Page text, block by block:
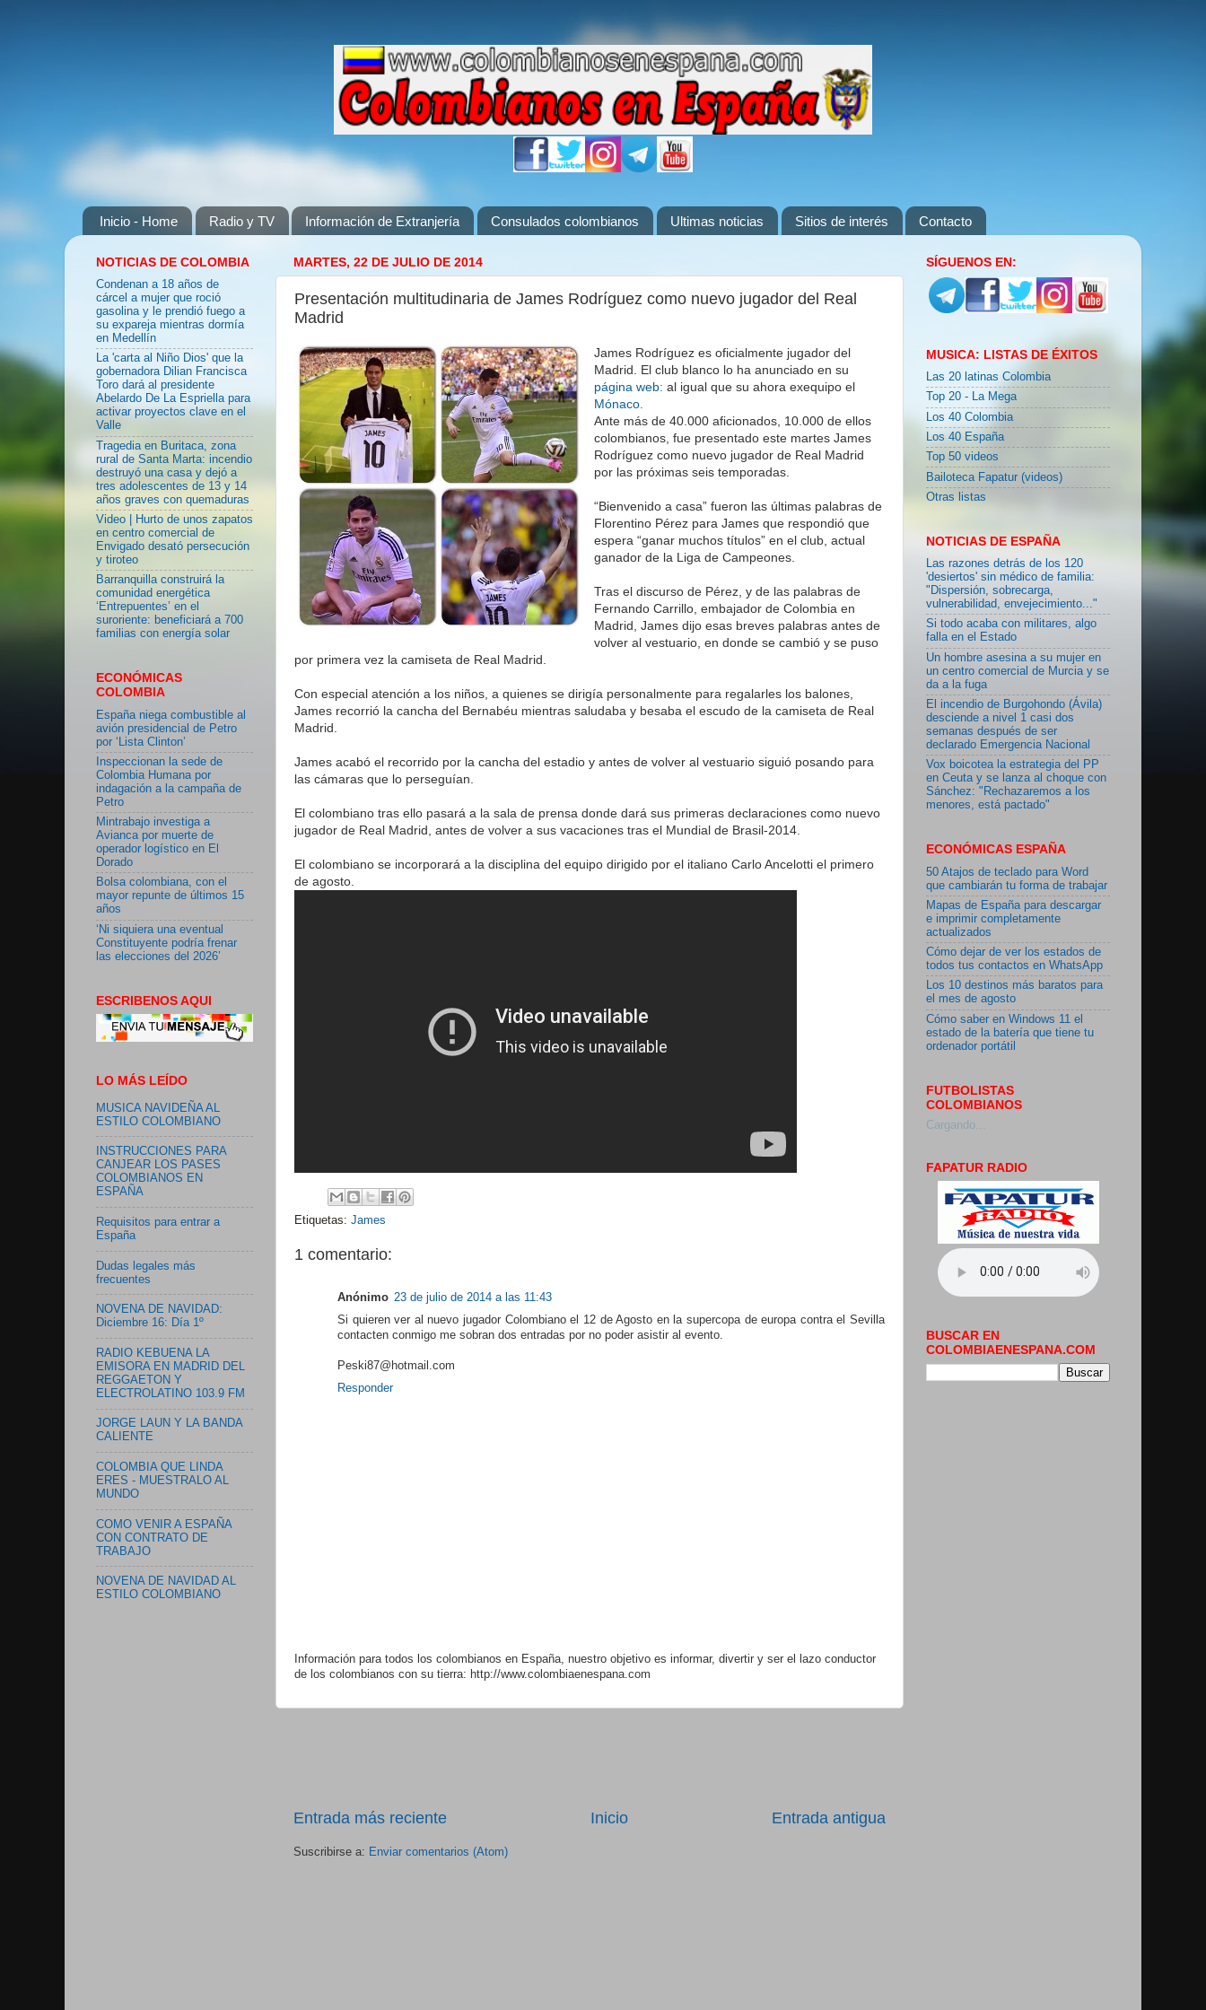
Inicio - Home Radio y TV Información de Extranjería Consulados colombianos Ultimas noticias Sitios de interés Contacto
MARTES, 22 DE JULIO DE 2014
Presentación multitudinaria de James Rodríguez como nuevo jugador del Real
Madrid
James Rodríguez es oficialmente jugador del
Madrid. El club blanco lo ha anunciado en su
página web: al igual que su ahora exequipo el
Mónaco.
Ante más de 40.000 aficionados, 10.000 de ellos
colombianos, fue presentado este martes James
Rodríguez como nuevo jugador de Real Madrid
por las próximas seis temporadas.
“Bienvenido a casa” fueron las últimas palabras de
Florentino Pérez para James que respondió que
espera “ganar muchos títulos” en el club, actual
ganador de la Liga de Campeones.
Tras el discurso de Pérez, y de las palabras de
Fernando Carrillo, embajador de Colombia en
Madrid, James dijo esas breves palabras antes de
volver al vestuario, en donde se cambió y se puso
por primera vez la camiseta de Real Madrid.
Con especial atención a los niños, a quienes se dirigía personalmente para regalarles los balones,
James recorrió la cancha del Bernabéu mientras saludaba y besaba el escudo de la camiseta de Real
Madrid.
James acabó el recorrido por la cancha del estadio y antes de volver al vestuario siguió posando para
las cámaras que lo perseguían.
El colombiano tras ello pasará a la sala de prensa donde dará sus primeras declaraciones como nuevo
jugador de Real Madrid, antes de volver a sus vacaciones tras el Mundial de Brasil-2014.
El colombiano se incorporará a la disciplina del equipo dirigido por el italiano Carlo Ancelotti el primero
de agosto.
Etiquetas: James
1 comentario:
Anónimo 23 de julio de 2014 a las 11:43
Si quieren ver al nuevo jugador Colombiano el 12 de Agosto en la supercopa de europa contra el Sevilla
contacten conmigo me sobran dos entradas por no poder asistir al evento.
Peski87@hotmail.com
Responder
Información para todos los colombianos en España, nuestro objetivo es informar, divertir y ser el lazo conductor
de los colombianos con su tierra: http://www.colombiaenespana.com
Entrada más reciente Entrada antigua
Inicio
Suscribirse a: Enviar comentarios (Atom)
NOTICIAS DE COLOMBIA
Condenan a 18 años de
cárcel a mujer que roció
gasolina y le prendió fuego a
su expareja mientras dormía
en Medellín
La 'carta al Niño Dios' que la
gobernadora Dilian Francisca
Toro dará al presidente
Abelardo De La Espriella para
activar proyectos clave en el
Valle
Tragedia en Buritaca, zona
rural de Santa Marta: incendio
destruyó una casa y dejó a
tres adolescentes de 13 y 14
años graves con quemaduras
Video | Hurto de unos zapatos
en centro comercial de
Envigado desató persecución
y tiroteo
Barranquilla construirá la
comunidad energética
‘Entrepuentes’ en el
suroriente: beneficiará a 700
familias con energía solar
ECONÓMICAS
COLOMBIA
España niega combustible al
avión presidencial de Petro
por ‘Lista Clinton’
Inspeccionan la sede de
Colombia Humana por
indagación a la campaña de
Petro
Mintrabajo investiga a
Avianca por muerte de
operador logístico en El
Dorado
Bolsa colombiana, con el
mayor repunte de últimos 15
años
‘Ni siquiera una eventual
Constituyente podría frenar
las elecciones del 2026’
ESCRIBENOS AQUI
LO MÁS LEÍDO
MUSICA NAVIDEÑA AL
ESTILO COLOMBIANO
INSTRUCCIONES PARA
CANJEAR LOS PASES
COLOMBIANOS EN
ESPAÑA
Requisitos para entrar a
España
Dudas legales más
frecuentes
NOVENA DE NAVIDAD:
Diciembre 16: Día 1º
RADIO KEBUENA LA
EMISORA EN MADRID DEL
REGGAETON Y
ELECTROLATINO 103.9 FM
JORGE LAUN Y LA BANDA
CALIENTE
COLOMBIA QUE LINDA
ERES - MUESTRALO AL
MUNDO
COMO VENIR A ESPAÑA
CON CONTRATO DE
TRABAJO
NOVENA DE NAVIDAD AL
ESTILO COLOMBIANO
SÍGUENOS EN:
MUSICA: LISTAS DE ÉXITOS
Las 20 latinas Colombia
Top 20 - La Mega
Los 40 Colombia
Los 40 España
Top 50 videos
Bailoteca Fapatur (videos)
Otras listas
NOTICIAS DE ESPAÑA
Las razones detrás de los 120
'desiertos' sin médico de familia:
"Dispersión, sobrecarga,
vulnerabilidad, envejecimiento..."
Si todo acaba con militares, algo
falla en el Estado
Un hombre asesina a su mujer en
un centro comercial de Murcia y se
da a la fuga
El incendio de Burgohondo (Ávila)
desciende a nivel 1 casi dos
semanas después de ser
declarado Emergencia Nacional
Vox boicotea la estrategia del PP
en Ceuta y se lanza al choque con
Sánchez: "Rechazaremos a los
menores, está pactado"
ECONÓMICAS ESPAÑA
50 Atajos de teclado para Word
que cambiarán tu forma de trabajar
Mapas de España para descargar
e imprimir completamente
actualizados
Cómo dejar de ver los estados de
todos tus contactos en WhatsApp
Los 10 destinos más baratos para
el mes de agosto
Cómo saber en Windows 11 el
estado de la batería que tiene tu
ordenador portátil
FUTBOLISTAS
COLOMBIANOS
Cargando...
FAPATUR RADIO
BUSCAR EN
COLOMBIAENESPANA.COM